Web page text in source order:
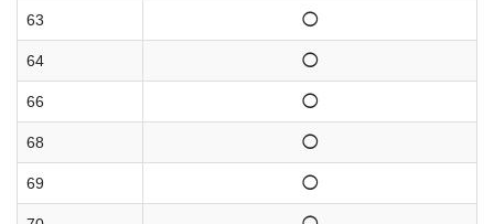
63 ◯
64 ◯
66 ◯
68 ◯
69 ◯